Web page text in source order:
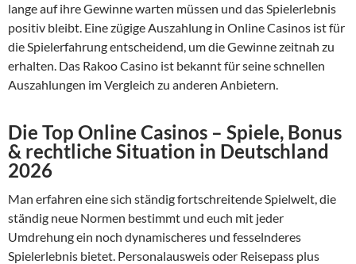
lange auf ihre Gewinne warten müssen und das Spielerlebnis
positiv bleibt. Eine zügige Auszahlung in Online Casinos ist für
die Spielerfahrung entscheidend, um die Gewinne zeitnah zu
erhalten. Das Rakoo Casino ist bekannt für seine schnellen
Auszahlungen im Vergleich zu anderen Anbietern.
Die Top Online Casinos – Spiele, Bonus
& rechtliche Situation in Deutschland
2026
Man erfahren eine sich ständig fortschreitende Spielwelt, die
ständig neue Normen bestimmt und euch mit jeder
Umdrehung ein noch dynamischeres und fesselnderes
Spielerlebnis bietet. Personalausweis oder Reisepass plus